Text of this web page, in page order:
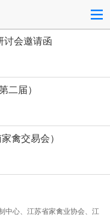
讨会邀请函
二届）
禽交易会）
中心、江苏省家禽业协会、江